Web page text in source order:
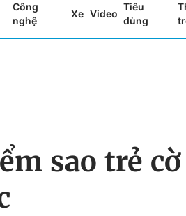
Công
nghệ
Xe Video
Tiêu
dùng
sao trẻ cờ